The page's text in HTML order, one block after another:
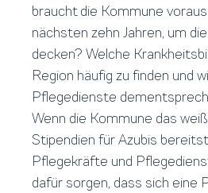
braucht die Kommune
nächsten zehn Jahren, um
decken? Welche
Region häufig zu finden und
Pflegedienste
Wenn die Kommune das
Stipendien für Azubis
Pflegekräfte und
dafür sorgen, dass sich eine